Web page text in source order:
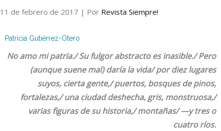
Internacional
Cultura
11 de febrero de 2017 | Por Revista Siempre!
Patricia Gutiérrez-Otero
No amo mi patria./ Su fulgor abstracto es inasible./ Pero
(aunque suene mal) daría la vida/ por diez lugares
suyos, cierta gente,/ puertos, bosques de pinos,
fortalezas,/ una ciudad deshecha, gris, monstruosa,/
varias figuras de su historia,/ montañas/ —y tres o
cuatro ríos.